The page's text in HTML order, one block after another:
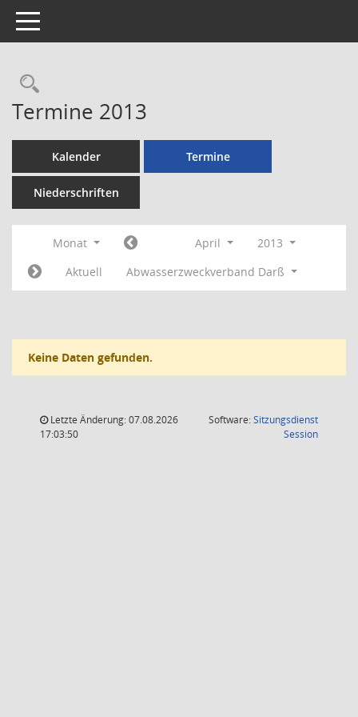
Toggle navigation
Rechercheauswahl
Termine 2013
Kalender Termine
Niederschriften
Monat April
2013
Aktuell
Abwasserzweckverband Darß
Keine Daten gefunden.
Letzte Änderung: 07.08.2026
17:03:50
Software:Sitzungsdienst
Session(Wird in